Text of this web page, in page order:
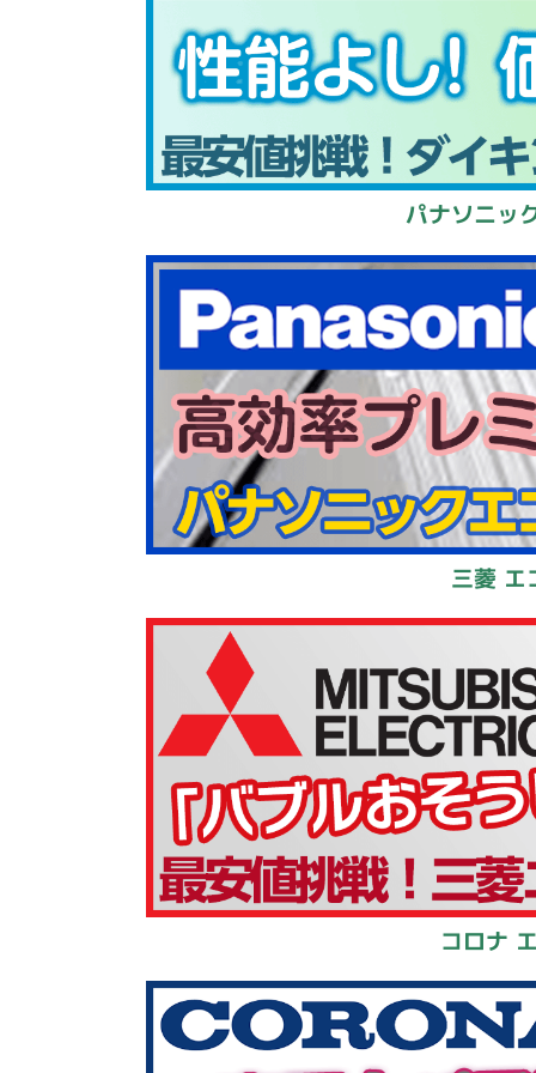
パナソニッ
三菱 エ
コロナ